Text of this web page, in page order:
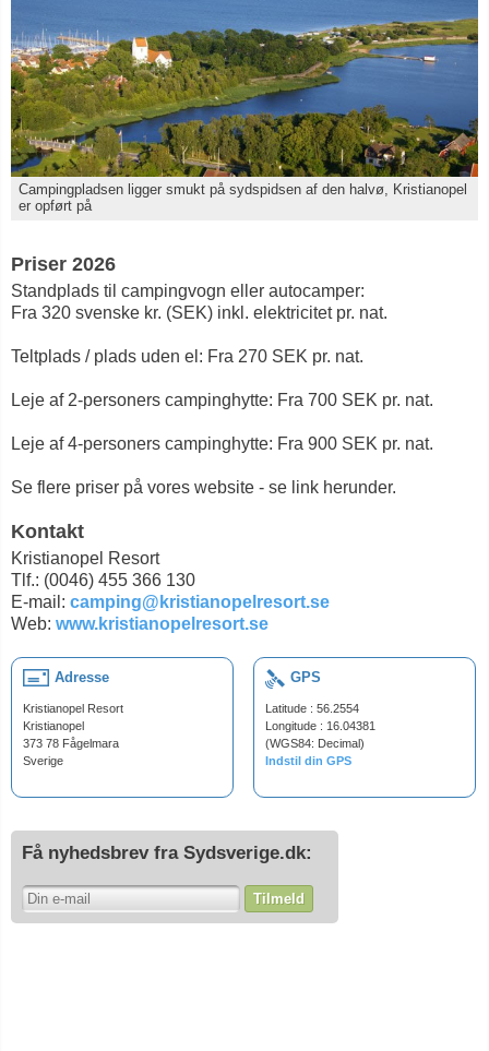
Campingpladsen ligger smukt på sydspidsen af den halvø, Kristianopel
er opført på
Priser 2026
Standplads til campingvogn eller autocamper:
Fra 320 svenske kr. (SEK) inkl. elektricitet pr. nat.
Teltplads / plads uden el: Fra 270 SEK pr. nat.
Leje af 2-personers campinghytte: Fra 700 SEK pr. nat.
Leje af 4-personers campinghytte: Fra 900 SEK pr. nat.
Se flere priser på vores website - se link herunder.
Kontakt
Kristianopel Resort
Tlf.: (0046) 455 366 130
E-mail: camping@kristianopelresort.se
Web: www.kristianopelresort.se
Adresse
Kristianopel Resort
Kristianopel
373 78 Fågelmara
Sverige
GPS
Latitude : 56.2554
Longitude : 16.04381
(WGS84: Decimal)
Indstil din GPS
Få nyhedsbrev fra Sydsverige.dk:
Tilmeld